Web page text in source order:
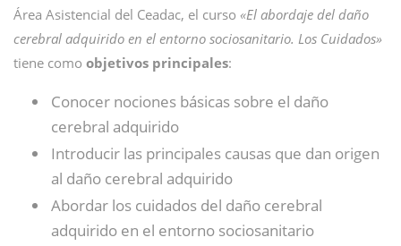
Área Asistencial del Ceadac, el curso «El abordaje del daño
cerebral adquirido en el entorno sociosanitario. Los Cuidados»
tiene como objetivos principales:
Conocer nociones básicas sobre el daño
cerebral adquirido
Introducir las principales causas que dan origen
al daño cerebral adquirido
Abordar los cuidados del daño cerebral
adquirido en el entorno sociosanitario